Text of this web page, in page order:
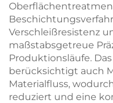
Verschleißresistenz
maßstabsgetreue
Produktionsläufe.
berücksichtigt auch
Materialfluss,
reduziert und eine